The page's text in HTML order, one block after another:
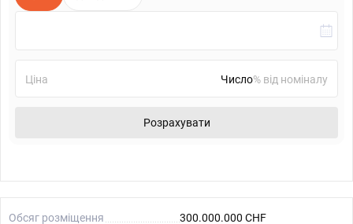
Ціна % від номіналу
Розрахувати
Обсяг розміщення
300.000.000 CHF